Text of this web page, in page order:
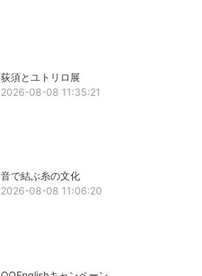
荻須とユトリロ展
2026-08-08 11:35:21
音で結ぶ糸の文化
2026-08-08 11:06:20